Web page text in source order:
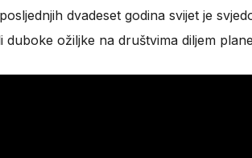
dvadeset godina svijet je
duboke ožiljke na društvima diljem